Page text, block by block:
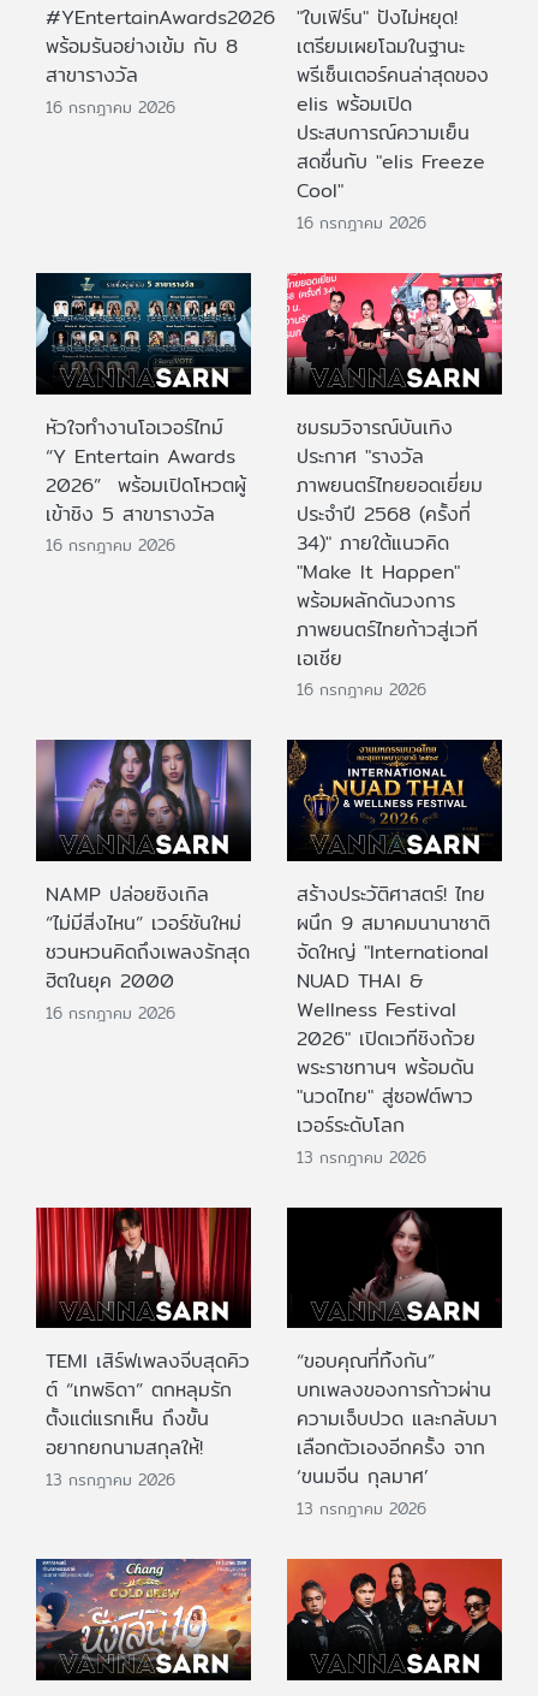
#YEntertainAwards2026
พร้อมรันอย่างเข้ม กับ 8
สาขารางวัล
16 กรกฎาคม 2026
"ใบเฟิร์น" ปังไม่หยุด!
เตรียมเผยโฉมในฐานะ
พรีเซ็นเตอร์คนล่าสุดของ
elis พร้อมเปิด
ประสบการณ์ความเย็น
สดชื่นกับ "elis Freeze
Cool"
16 กรกฎาคม 2026
หัวใจทำงานโอเวอร์ไทม์
“Y Entertain Awards
2026” พร้อมเปิดโหวตผู้
เข้าชิง 5 สาขารางวัล
16 กรกฎาคม 2026
ชมรมวิจารณ์บันเทิง
ประกาศ "รางวัล
ภาพยนตร์ไทยยอดเยี่ยม
ประจําปี 2568 (ครั้งที่
34)" ภายใต้แนวคิด
"Make It Happen"
พร้อมผลักดันวงการ
ภาพยนตร์ไทยก้าวสู่เวที
เอเชีย
16 กรกฎาคม 2026
NAMP ปล่อยซิงเกิล
“ไม่มีสิ่งไหน” เวอร์ชันใหม่
ชวนหวนคิดถึงเพลงรักสุด
ฮิตในยุค 2000
16 กรกฎาคม 2026
สร้างประวัติศาสตร์! ไทย
ผนึก 9 สมาคมนานาชาติ
จัดใหญ่ "International
NUAD THAI &
Wellness Festival
2026" เปิดเวทีชิงถ้วย
พระราชทานฯ พร้อมดัน
"นวดไทย" สู่ซอฟต์พาว
เวอร์ระดับโลก
13 กรกฎาคม 2026
TEMI เสิร์ฟเพลงจีบสุดคิว
ต์ “เทพธิดา” ตกหลุมรัก
ตั้งแต่แรกเห็น ถึงขั้น
อยากยกนามสกุลให้!
13 กรกฎาคม 2026
“ขอบคุณที่ทิ้งกัน”
บทเพลงของการก้าวผ่าน
ความเจ็บปวด และกลับมา
เลือกตัวเองอีกครั้ง จาก
‘ขนมจีน กุลมาศ’
13 กรกฎาคม 2026